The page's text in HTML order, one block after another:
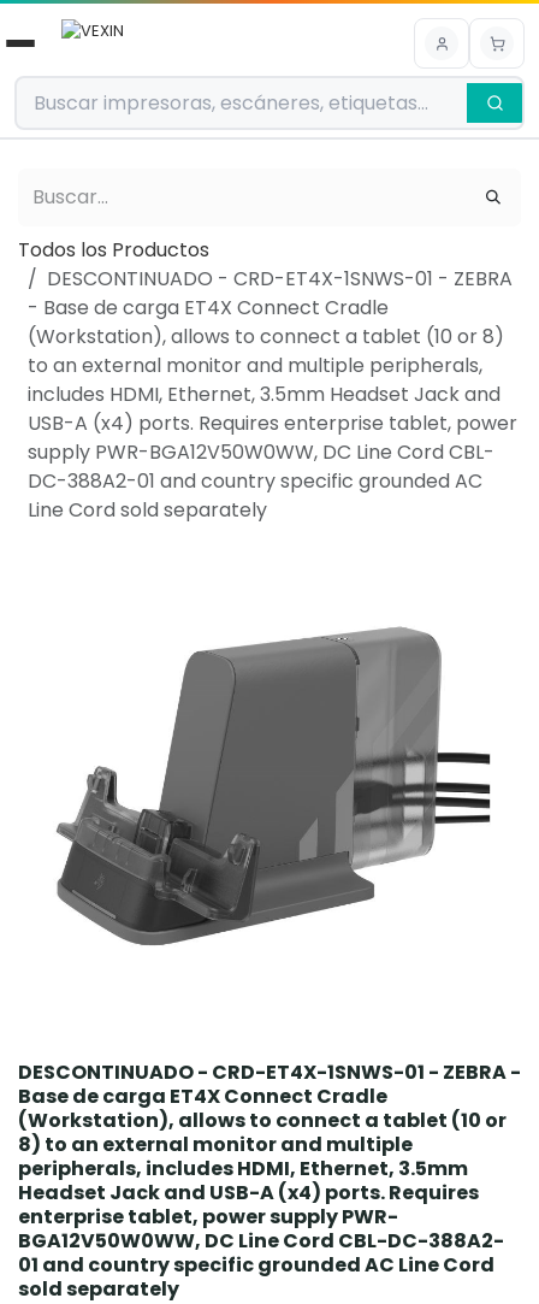
Ir al contenido
Todos los Productos
DESCONTINUADO - CRD-ET4X-1SNWS-01 - ZEBRA
- Base de carga ET4X Connect Cradle
(Workstation), allows to connect a tablet (10 or 8)
to an external monitor and multiple peripherals,
includes HDMI, Ethernet, 3.5mm Headset Jack and
USB-A (x4) ports. Requires enterprise tablet, power
supply PWR-BGA12V50W0WW, DC Line Cord CBL-
DC-388A2-01 and country specific grounded AC
Line Cord sold separately
DESCONTINUADO - CRD-ET4X-1SNWS-01 - ZEBRA -
Base de carga ET4X Connect Cradle
(Workstation), allows to connect a tablet (10 or
8) to an external monitor and multiple
peripherals, includes HDMI, Ethernet, 3.5mm
Headset Jack and USB-A (x4) ports. Requires
enterprise tablet, power supply PWR-
BGA12V50W0WW, DC Line Cord CBL-DC-388A2-
01 and country specific grounded AC Line Cord
sold separately